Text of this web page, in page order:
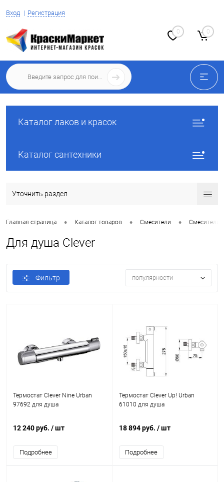
Вход Регистрация
0 0
Каталог лаков и красок
Каталог сантехники
Уточнить раздел
Главная страница • Каталог товаров • Смесители • Смесители
Для душа Clever
Фильтр популярности
Термостат Clever Nine Urban
97692 для душа
12 240 руб. / шт
Подробнее
Термостат Clever Up! Urban
61010 для душа
18 894 руб. / шт
Подробнее